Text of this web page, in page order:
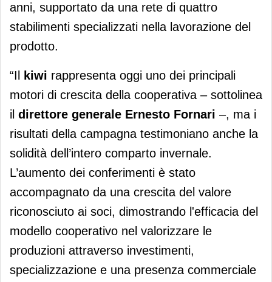
anni, supportato da una rete di quattro
stabilimenti specializzati nella lavorazione del
prodotto.
“Il kiwi rappresenta oggi uno dei principali
motori di crescita della cooperativa – sottolinea
il direttore generale Ernesto Fornari –, ma i
risultati della campagna testimoniano anche la
solidità dell’intero comparto invernale.
L’aumento dei conferimenti è stato
accompagnato da una crescita del valore
riconosciuto ai soci, dimostrando l'efficacia del
modello cooperativo nel valorizzare le
produzioni attraverso investimenti,
specializzazione e una presenza commerciale